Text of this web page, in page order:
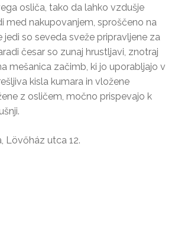
osliča, tako da lahko vzdušje
med nakupovanjem, sproščeno na
jedi so seveda sveže pripravljene za
česar so zunaj hrustljavi, znotraj
mešanica začimb, ki jo uporabljajo v
kisla kumara in vložene
z osličem, močno prispevajo k
Lövőház utca 12.